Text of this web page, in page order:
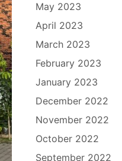
May 2023
April 2023
March 2023
February 2023
January 2023
December 2022
November 2022
October 2022
September 2022